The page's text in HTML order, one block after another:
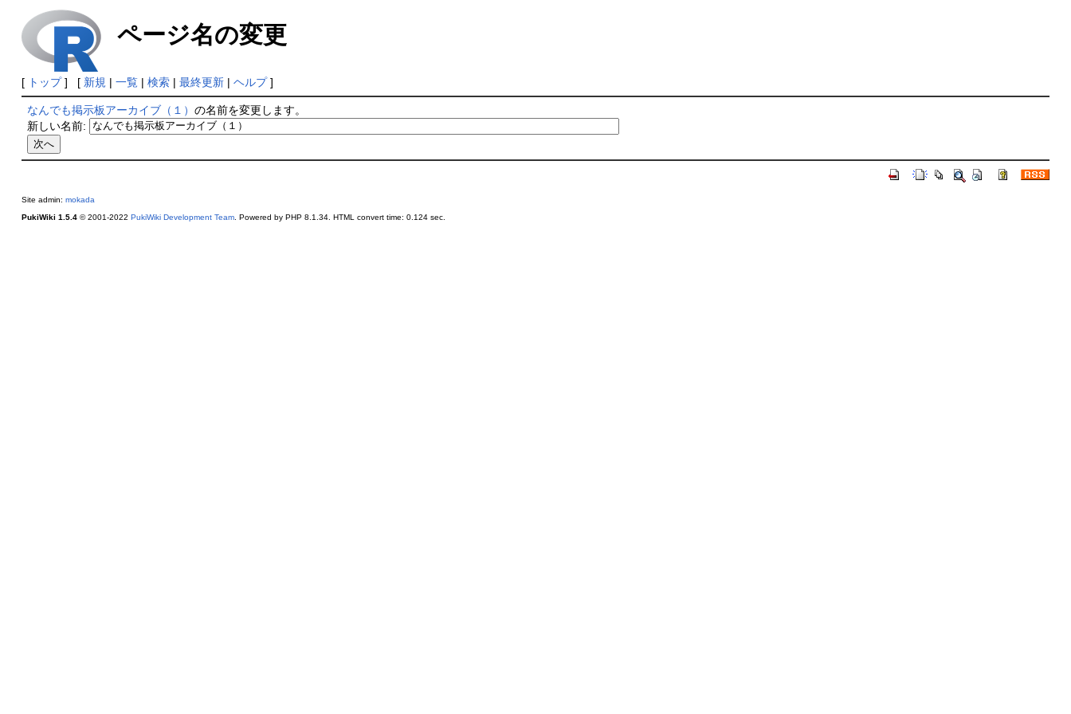
ページ名の変更
[ トップ] [ 新規 | 一覧| 検索| 最終更新| ヘルプ]
なんでも掲示板アーカイブ（１）の名前を変更します。
新しい名前:
Site admin: mokada
PukiWiki 1.5.4© 2001-2022 PukiWiki Development Team. Powered by PHP 8.1.34. HTML convert time: 0.124 sec.